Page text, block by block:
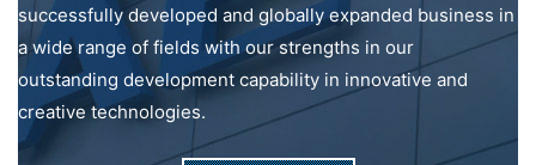
successfully developed and globally expanded business in
a wide range of fields with our strengths in our
outstanding development capability in innovative and
creative technologies.